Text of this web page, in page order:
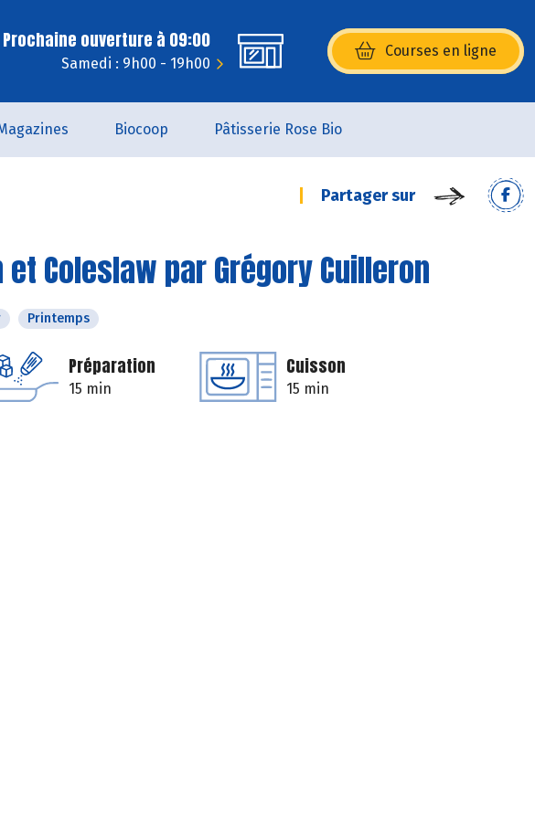
Prochaine ouverture à 09:00
Samedi : 9h00 - 19h00
Courses en ligne
(s’ouvre dans une nouvelle
Biocoop Pâtisserie Rose Bio
Partager sur
et Coleslaw par Grégory Cuilleron
Printemps
Préparation
15 min
Cuisson
15 min